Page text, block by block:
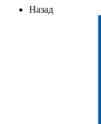
Назад